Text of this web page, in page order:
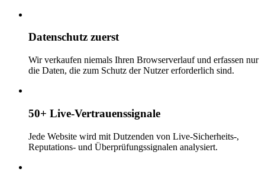
Datenschutz zuerst
Wir verkaufen niemals Ihren Browserverlauf und erfassen nur
die Daten, die zum Schutz der Nutzer erforderlich sind.
50+ Live-Vertrauenssignale
Jede Website wird mit Dutzenden von Live-Sicherheits-,
Reputations- und Überprüfungssignalen analysiert.